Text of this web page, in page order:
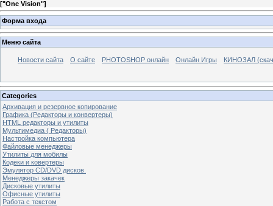
["One Vision"]
Форма входа
Меню сайта
Новости сайта О сайте PHOTOSHOP онлайн Онлайн Игры КИНОЗАЛ
Categories
Архивация и резервное копирование
Графика (Редакторы и конвертеры)
HTML редакторы и утилиты
Мультимедиа ( Редакторы)
Настройка компьютера
Файловые менеджеры
Утилиты для мобилы
Кодеки и ковертеры
Эмулятор CD/DVD дисков.
Менеджеры закачек
Дисковые утилиты
Офисные утилиты
Работа с текстом